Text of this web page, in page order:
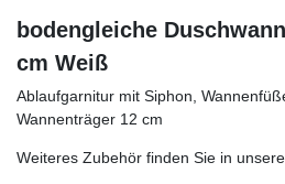
bodengleiche
cm Weiß
Ablaufgarnitur mit Siphon,
Wannenträger 12 cm
Weiteres Zubehör finden Sie in